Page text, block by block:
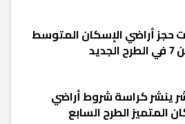
حجز أراضي الإسكان المتوسط
ينشر كراسة شروط أراضي
المتميز الطرح السابع